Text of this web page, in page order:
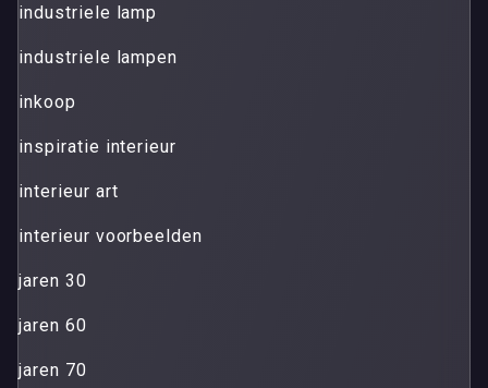
industriele lamp
industriele lampen
inkoop
inspiratie interieur
interieur art
interieur voorbeelden
jaren 30
jaren 60
jaren 70